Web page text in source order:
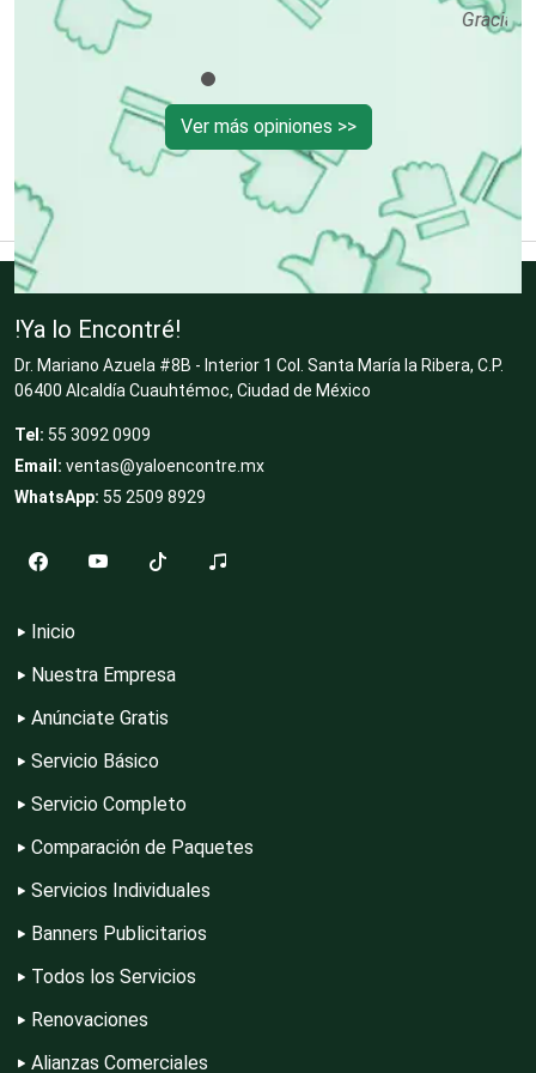
Decoración de Interiores
Dentistas
Dermatólogos
Desarrollo de Software
Desperdicios Industriales
Electrodomésticos
Gracias por tanto, ¡Ya Lo Encontré!.
Ver más opiniones >>
!Ya lo Encontré!
Dr. Mariano Azuela #8B - Interior 1 Col. Santa María la Ribera, C.P.
06400 Alcaldía Cuauhtémoc, Ciudad de México
Tel: 55 3092 0909
Email: ventas@yaloencontre.mx
WhatsApp: 55 2509 8929
Inicio
Nuestra Empresa
Anúnciate Gratis
Servicio Básico
Servicio Completo
Comparación de Paquetes
Servicios Individuales
Banners Publicitarios
Todos los Servicios
Renovaciones
Alianzas Comerciales